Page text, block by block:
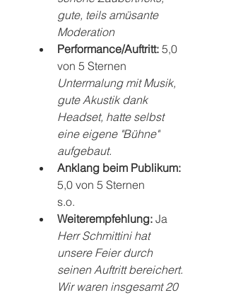
gute, teils amüsante
Moderation
Performance/Auftritt: 5,0
von 5 Sternen
Untermalung mit Musik,
gute Akustik dank
Headset, hatte selbst
eine eigene "Bühne"
aufgebaut.
Anklang beim Publikum:
5,0 von 5 Sternen
s.o.
Weiterempfehlung: Ja
Herr Schmittini hat
unsere Feier durch
seinen Auftritt bereichert.
Wir waren insgesamt 20